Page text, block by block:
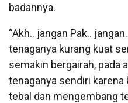
badannya.
“Akh.. jangan Pak..
tenaganya kurang kuat
semakin bergairah, pada
tenaganya sendiri karena
tebal dan mengembang